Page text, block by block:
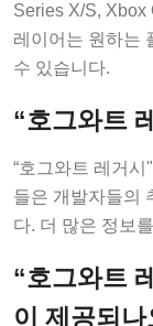
Series X/S, Xbox
레이어는 원하는
수 있습니다.
“호그와트
“호그와트 레거
들은 개발자들의
다. 더 많은 정보
“호그와트
이 제공되나